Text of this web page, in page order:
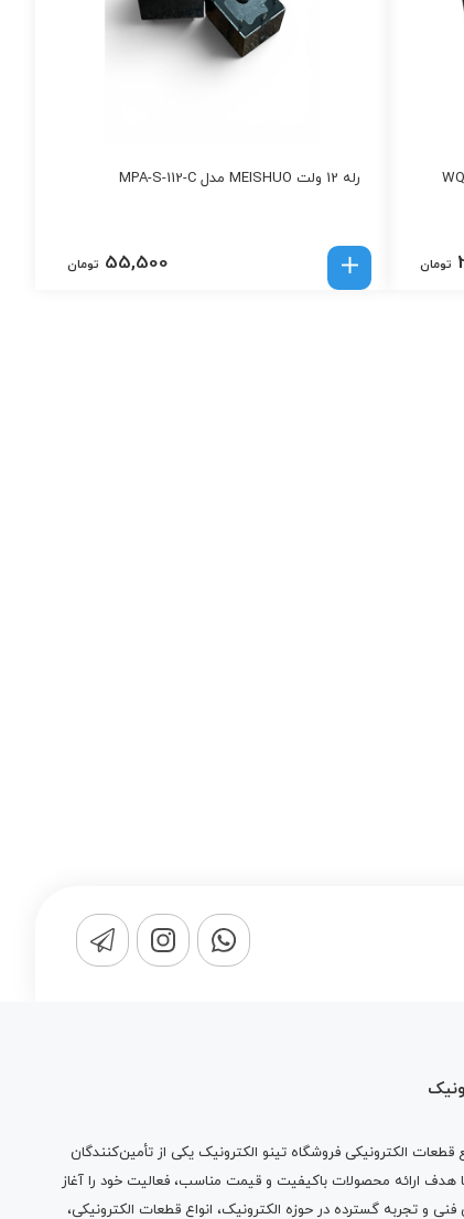
تومان
رله 12 ولت MEISHUO مدل MPA-S-112-C
55,500 تومان
الکترونیکی فروشگاه تینو الکترونیک یکی از تأمین‌کنندگان
هدف ارائه محصولات باکیفیت و قیمت مناسب، فعالیت خود را آغاز
و تجربه گسترده در حوزه الکترونیک، انواع قطعات الکترونیکی،